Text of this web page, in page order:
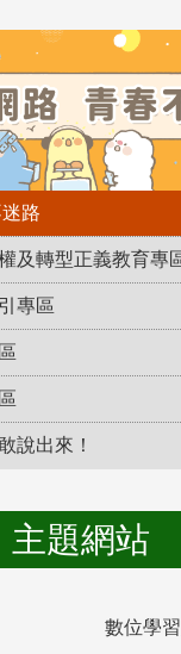
路
及轉型正義教育專
專區
說出來！
主題網站
數位學